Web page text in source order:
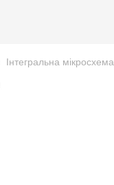
Інтегральна